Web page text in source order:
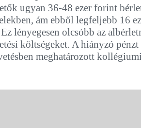
ugyan 36-48 ezer forint
ám ebből legfeljebb 16
lényegesen olcsóbb az
költségeket. A hiányzó
meghatározott